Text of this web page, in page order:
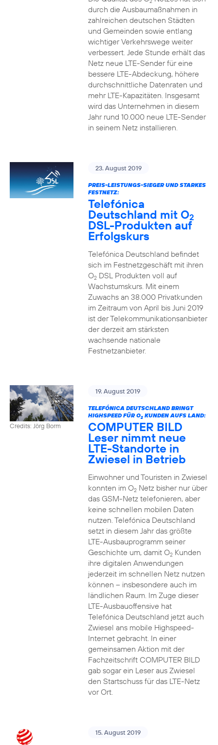
durch die Ausbaumaßnahmen in
zahlreichen deutschen Städten
und Gemeinden sowie entlang
wichtiger Verkehrswege weiter
verbessert. Jede Stunde erhält das
Netz neue LTE-Sender für eine
bessere LTE-Abdeckung, höhere
durchschnittliche Datenraten und
mehr LTE-Kapazitäten. Insgesamt
wird das Unternehmen in diesem
Jahr rund 10.000 neue LTE-Sender
in seinem Netz installieren.
23. August 2019
PREIS-LEISTUNGS-SIEGER UND STARKES
FESTNETZ:
Telefónica
Deutschland mit O2
DSL-Produkten auf
Erfolgskurs
Telefónica Deutschland befindet
sich im Festnetzgeschäft mit ihren
O2DSL Produkten voll auf
Wachstumskurs. Mit einem
Zuwachs an 38.000 Privatkunden
im Zeitraum von April bis Juni 2019
ist der Telekommunikationsanbieter
der derzeit am stärksten
wachsende nationale
Festnetzanbieter.
Credits: Jörg Borm
19. August 2019
TELEFÓNICA DEUTSCHLAND BRINGT
HIGHSPEED FÜR O2KUNDEN AUFS LAND:
COMPUTER BILD
Leser nimmt neue
LTE-Standorte in
Zwiesel in Betrieb
Einwohner und Touristen in Zwiesel
konnten im O2Netz bisher nur über
das GSM-Netz telefonieren, aber
keine schnellen mobilen Daten
nutzen. Telefónica Deutschland
setzt in diesem Jahr das größte
LTE-Ausbauprogramm seiner
Geschichte um, damit O2Kunden
ihre digitalen Anwendungen
jederzeit im schnellen Netz nutzen
können – insbesondere auch im
ländlichen Raum. Im Zuge dieser
LTE-Ausbauoffensive hat
Telefónica Deutschland jetzt auch
Zwiesel ans mobile Highspeed-
Internet gebracht. In einer
gemeinsamen Aktion mit der
Fachzeitschrift COMPUTER BILD
gab sogar ein Leser aus Zwiesel
den Startschuss für das LTE-Netz
vor Ort.
15. August 2019